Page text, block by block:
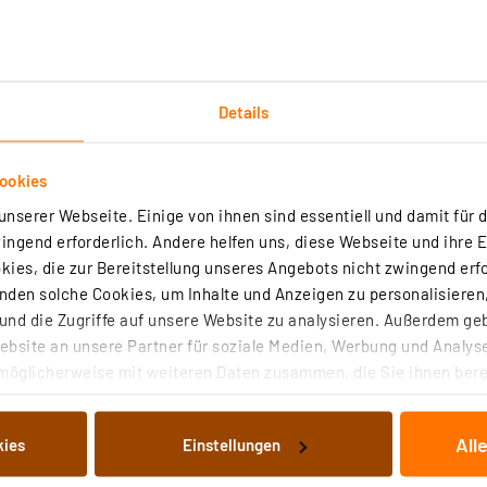
Details
Webseite. Einige von ihnen sind essentiell und damit für
erforderlich. Andere helfen uns, diese Webseite und ihre
die zur Bereitstellung unseres Angebots nicht zwingend
solche Cookies, um Inhalte und Anzeigen zu
die Zugriffe auf unsere Website zu analysieren. Außerdem
an unsere Partner für soziale Medien, Werbung und
mit weiteren Daten zusammen, die Sie ihnen
dargestellten bzw. die von Ihnen ausgewählten
Auflistung der einzelnen Cookies nach Zweck und
Einstellungen
Überstand Stecker-Anschlussleitung: ca. 65 mm
bleiben von dieser Garantie
ist unentgeltlich.)
Sie in den Downloads.
LED-Lichtleiste FRANKFURT, 1600 lm, 4000 K, weitere
Frankfurt mit ihrem blendfreien Licht ist insbesondere als
- Lieferzeit: 1-2 Werktage²
nicht möglich